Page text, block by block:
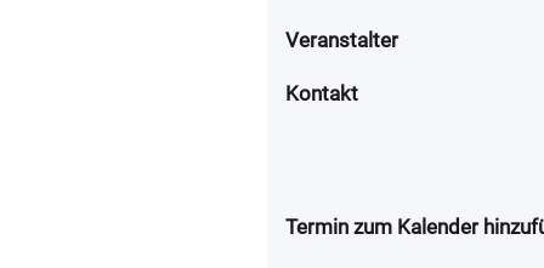
Veranstalter
Kontakt
Termin zum Kalender